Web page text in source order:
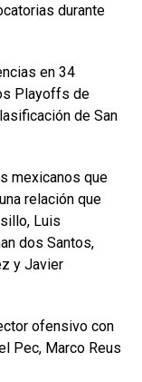
durante
en 34
Playoffs de
de San
mexicanos que
relación que
Luis
dos Santos,
y Javier
ofensivo con
Pec, Marco Reus